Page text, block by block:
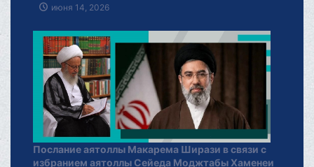
июня 14, 2026
Послание аятоллы Макарема Ширази в связи с
избранием аятоллы Сейеда Моджтабы Хаменеи